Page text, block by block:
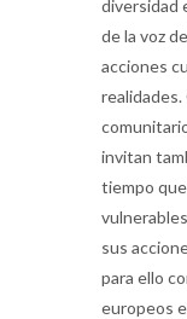
diversidad
de la voz
acciones
invitan
tiempo
sus
para ello
europeos